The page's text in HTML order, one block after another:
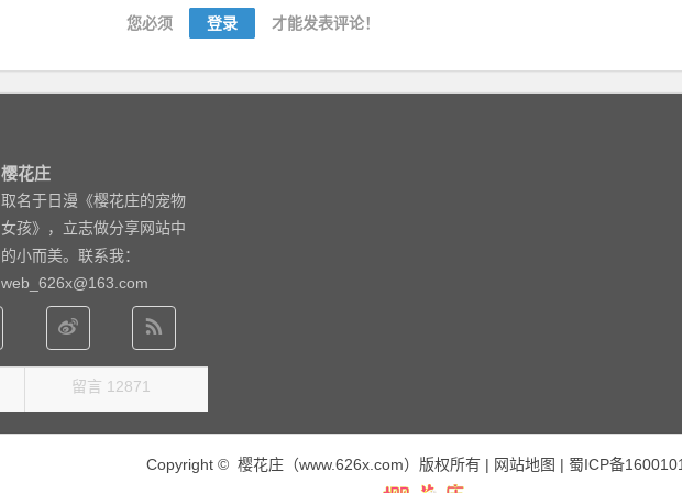
您必须 登录 才能发表评论！
樱花庄
取名于日漫《樱花庄的宠物
女孩》，立志做分享网站中
的小而美。联系我：
web_626x@163.com
留言 12871
Copyright © 樱花庄（www.626x.com）版权所有 | 网站地图 | 蜀ICP备